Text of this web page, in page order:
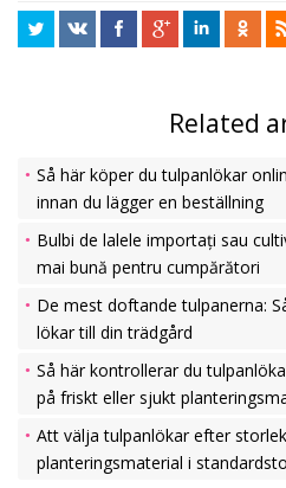
Related
Så här köper du tulpanlökar
innan du lägger en beställning
Bulbi de lalele importați sau
mai bună pentru cumpărători
De mest doftande tulpanerna:
lökar till din trädgård
Så här kontrollerar du
på friskt eller sjukt
Att välja tulpanlökar efter
planteringsmaterial i